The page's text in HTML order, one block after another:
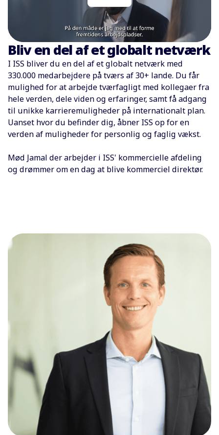
Bliv en del af et globalt netværk
I ISS bliver du en del af et globalt netværk med
330.000 medarbejdere på tværs af 30+ lande. Du får
mulighed for at arbejde tværfagligt med kollegaer fra
hele verden, dele viden og erfaringer, samt få adgang
til unikke karrieremuligheder på internationalt plan.
Uanset hvor du befinder dig, åbner ISS op for en
verden af muligheder for personlig og faglig vækst.
Mød Jamal der arbejder i ISS' kommercielle afdeling
og drømmer om en dag at blive kommerciel direktør.